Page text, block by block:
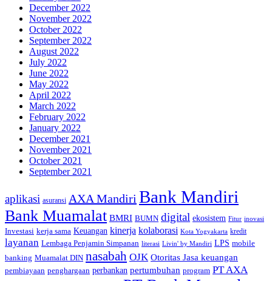
December 2022
November 2022
October 2022
September 2022
August 2022
July 2022
June 2022
May 2022
April 2022
March 2022
February 2022
January 2022
December 2021
November 2021
October 2021
September 2021
aplikasi asuransi AXA Mandiri Bank Mandiri
Bank Muamalat BMRI BUMN digital ekosistem Fitur inovasi
Investasi kerja sama Keuangan kinerja kolaborasi Kota Yogyakarta kredit
layanan Lembaga Penjamin Simpanan literasi Livin' by Mandiri LPS mobile
banking Muamalat DIN nasabah OJK Otoritas Jasa keuangan
pembiayaan penghargaan perbankan pertumbuhan program PT AXA